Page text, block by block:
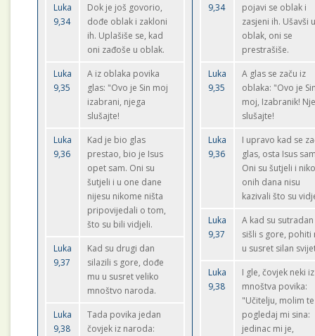
Luka
9,34
Dok je još govorio,
dođe oblak i zakloni
ih. Uplašiše se, kad
oni zađoše u oblak.
Luka
9,35
A iz oblaka povika
glas: "Ovo je Sin moj
izabrani, njega
slušajte!
Luka
9,36
Kad je bio glas
prestao, bio je Isus
opet sam. Oni su
šutjeli i u one dane
nijesu nikome ništa
pripovijedali o tom,
što su bili vidjeli.
Luka
9,37
Kad su drugi dan
silazili s gore, dođe
mu u susret veliko
mnoštvo naroda.
Luka
9,38
Tada povika jedan
čovjek iz naroda:
9,34
pojavi se oblak i
zasjeni ih. Ušavši
oblak, oni se
prestrašiše.
Luka
9,35
A glas se začu iz
oblaka: "Ovo je
moj, Izabranik!
slušajte!
Luka
9,36
I upravo kad se
glas, osta Isus
Oni su šutjeli i
onih dana nisu
kazivali što su
Luka
9,37
A kad su sutradan
sišli s gore, pohiti
u susret silan
Luka
9,38
I gle, čovjek neki iz
mnoštva povika:
"Učitelju, molim te
pogledaj mi sina:
jedinac mi je,